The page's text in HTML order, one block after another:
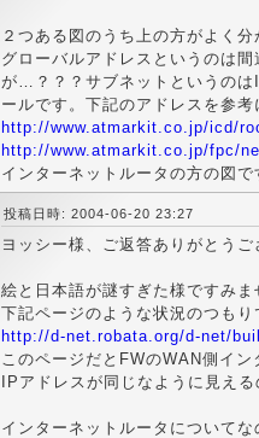
２つある図のうち上の方がよく
グローバルアドレスというのは
が…？？？サブネットというのは
ールです。下記のアドレスを参考
http://www.atmarkit.co.jp/icd/
http://www.atmarkit.co.jp/fpc/
インターネットルータの方の図
投稿日時: 2004-06-20 23:27
ヨッシー様、ご返答ありがとうご
絵と日本語が謎すぎた様ですみま
下記ページのような状況のつもり
http://d-net.robata.org/d-net/
このページだとFWのWAN側イ
IPアドレスが同じなように見える
インターネットルータについて